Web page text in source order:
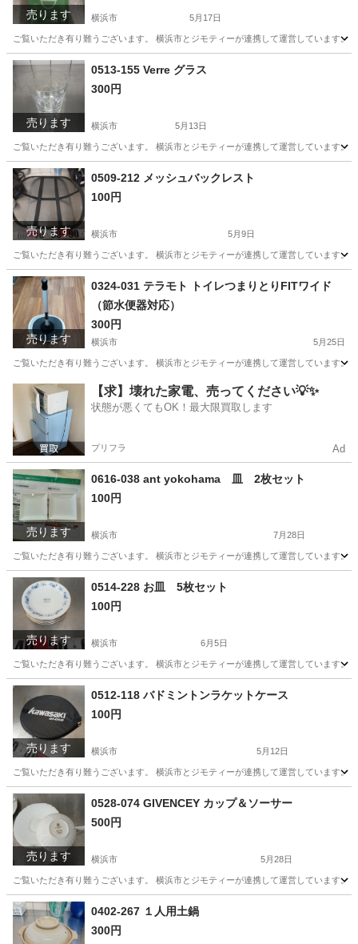
売ります 横浜市 5月17日
ご覧いただき有り難うございます。 横浜市とジモティーが連携して運営していま
神奈川 横浜市 リユース
売ります
0513-155 Verre グラス
300円
横浜市 5月13日
ご覧いただき有り難うございます。 横浜市とジモティーが連携して運営していま
神奈川 横浜市 リユース
売ります
0509-212 メッシュバックレスト
100円
横浜市 5月9日
ご覧いただき有り難うございます。 横浜市とジモティーが連携して運営していま
神奈川 横浜市 リユース
売ります
0324-031 テラモト トイレつまりとりFITワイド
（節水便器対応）
300円
横浜市 5月25日
ご覧いただき有り難うございます。 横浜市とジモティーが連携して運営しています
神奈川 生活雑貨 リユース
【求】壊れた家電、売ってください💡✨
状態が悪くてもOK！最大限買取します
プリフラ Ad
売ります
0616-038 ant yokohama 皿 2枚セット
100円
横浜市 7月28日
ご覧いただき有り難うございます。 横浜市とジモティーが連携して運営していま
神奈川 横浜市 リユース
売ります
0514-228 お皿 5枚セット
100円
横浜市 6月5日
ご覧いただき有り難うございます。 横浜市とジモティーが連携して運営していま
神奈川 横浜市 リユース
売ります
0512-118 バドミントンラケットケース
100円
横浜市 5月12日
ご覧いただき有り難うございます。 横浜市とジモティーが連携して運営していま
神奈川 横浜市 バドミントンラケットケース
売ります
0528-074 GIVENCEY カップ＆ソーサー
500円
横浜市 5月28日
ご覧いただき有り難うございます。 横浜市とジモティーが連携して運営していま
神奈川 横浜市 リユース
0402-267 １人用土鍋
300円